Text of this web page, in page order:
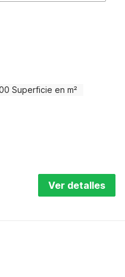
Superficie en m²
Ver detalles